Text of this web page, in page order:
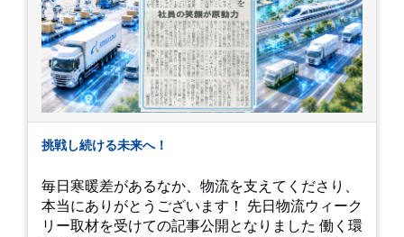
挑戦し続ける未来へ！
毎日寒暖差があるなか、物流を支えてくださり、
本当にありがとうございます！ 先日物流ウィーク
リー取材を受けての記事公開となりました 働く環